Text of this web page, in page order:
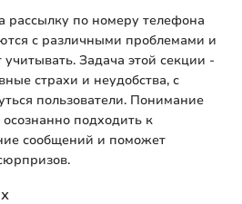
рассылку по номеру телефона
с различными проблемами и
Задача этой секции -
страхи и неудобства, с
пользователи. Понимание
подходить к
сообщений и поможет